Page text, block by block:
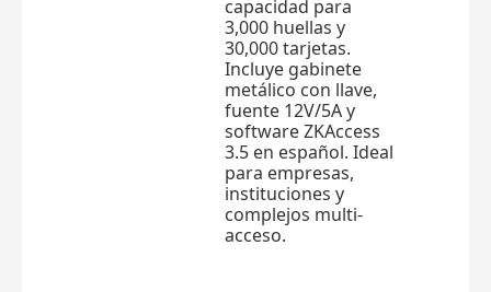
capacidad para
3,000 huellas y
30,000 tarjetas.
Incluye gabinete
metálico con llave,
fuente 12V/5A y
software ZKAccess
3.5 en español. Ideal
para empresas,
instituciones y
complejos multi-
acceso.